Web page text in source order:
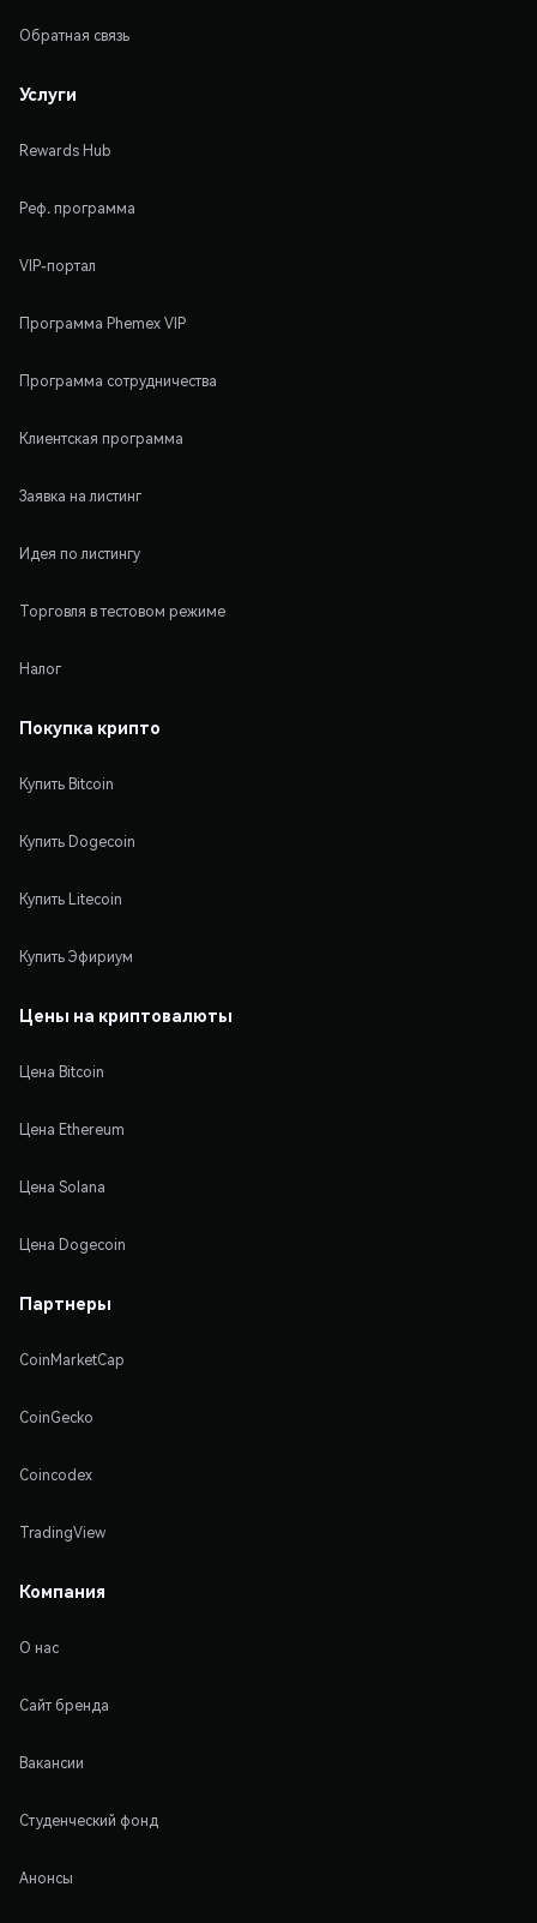
Обратная связь
Услуги
Rewards Hub
Реф. программа
VIP-портал
Программа Phemex VIP
Программа сотрудничества
Клиентская программа
Заявка на листинг
Идея по листингу
Торговля в тестовом режиме
Налог
Покупка крипто
Купить Bitcoin
Купить Dogecoin
Купить Litecoin
Купить Эфириум
Цены на криптовалюты
Цена Bitcoin
Цена Ethereum
Цена Solana
Цена Dogecoin
Партнеры
CoinMarketCap
CoinGecko
Coincodex
TradingView
Компания
О нас
Сайт бренда
Вакансии
Студенческий фонд
Анонсы